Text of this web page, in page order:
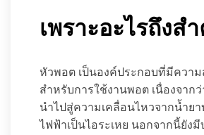
เพราะอะไรถึงส
หัวพอต เป็นองค์ประกอบที่มีควา
สำหรับการใช้งานพอต เนื่องจาก
นำไปสู่ความเคลื่อนไหวจากน้ำย
ไฟฟ้าเป็นไอระเหย นอกจากนี้ยัง